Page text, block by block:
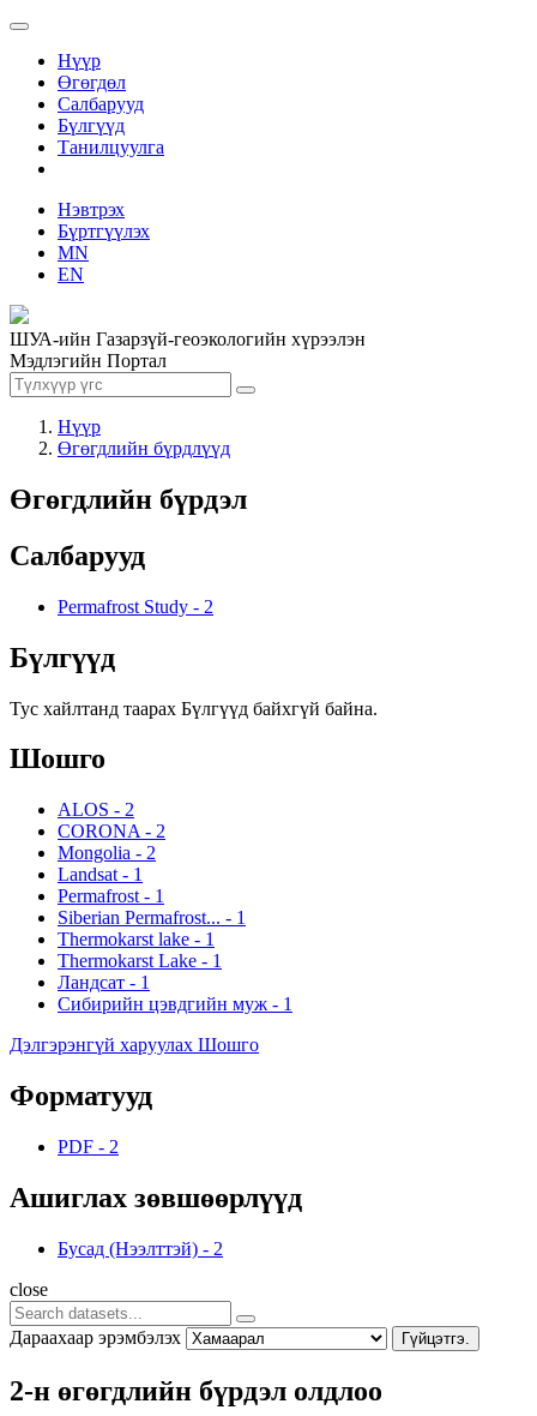
Нүүр
Өгөгдөл
Салбарууд
Бүлгүүд
Танилцуулга
Нэвтрэх
Бүртгүүлэх
MN
EN
ШУА-ийн Газарзүй-геоэкологийн хүрээлэн
Мэдлэгийн Портал
Нүүр
Өгөгдлийн бүрдлүүд
Өгөгдлийн бүрдэл
Салбарууд
Permafrost Study - 2
Бүлгүүд
Тус хайлтанд таарах Бүлгүүд байхгүй байна.
Шошго
ALOS - 2
CORONA - 2
Mongolia - 2
Landsat - 1
Permafrost - 1
Siberian Permafrost... - 1
Thermokarst lake - 1
Thermokarst Lake - 1
Ландсат - 1
Сибирийн цэвдгийн муж - 1
Дэлгэрэнгүй харуулах Шошго
Форматууд
PDF - 2
Ашиглах зөвшөөрлүүд
Бусад (Нээлттэй) - 2
close
Дараахаар эрэмбэлэх Гүйцэтгэ.
2-н өгөгдлийн бүрдэл олдлоо